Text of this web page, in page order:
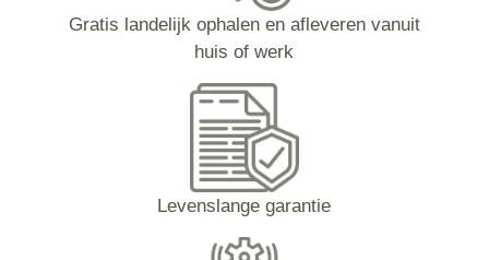
Gratis landelijk ophalen en afleveren vanuit
huis of werk
Levenslange garantie